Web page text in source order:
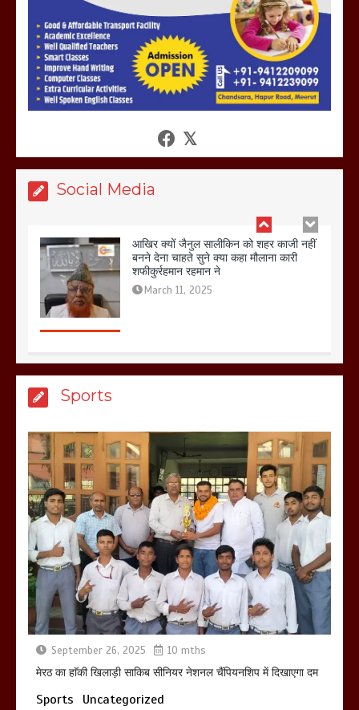
Social Media
March 11, 2025
आखिर क्यों जैनुल सालीकिन को शहर काजी नहीं
शफीकुर्रहमान रहमान ने
बिजली विभाग से परेशान होकर बागपत में एक संत
ने सरकार को दी आमरण अनशन की चेतावनी
March 8, 2025
होलिका रखने पर लात मार कर होलिका को किया
तहस नहस,मोहल्ले वालों के साथ की गई गाली
गलोच ,कहा अगर रखी गई होली तो होगा खून
खराबा,
March 11, 2025
Sports
September 26, 2025 10 mths
मेरठ का हाॅकी खिलाड़ी साकिब सीनियर नेशनल चैंपियनशिप में दिखाएगा दम
Sports Uncategorized